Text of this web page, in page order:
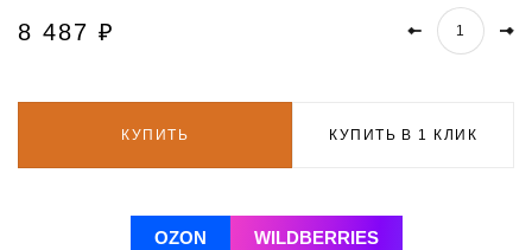
8 487 ₽
КУПИТЬ КУПИТЬ В 1 КЛИК
OZON WILDBERRIES